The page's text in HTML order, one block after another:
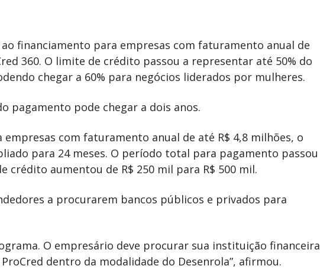
financiamento para empresas com faturamento anual de
360. O limite de crédito passou a representar até 50% do
chegar a 60% para negócios liderados por mulheres.
pagamento pode chegar a dois anos.
com faturamento anual de até R$ 4,8 milhões, o
para 24 meses. O período total para pagamento passou
crédito aumentou de R$ 250 mil para R$ 500 mil.
a procurarem bancos públicos e privados para
O empresário deve procurar sua instituição financeira
dentro da modalidade do Desenrola”, afirmou.